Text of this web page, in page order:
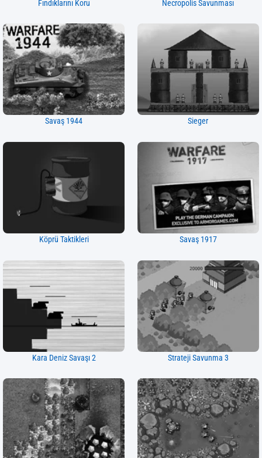
Fındıklarını Koru Necropolis Savunması
Savaş 1944 Sieger
Köprü Taktikleri Savaş 1917
Kara Deniz Savaşı 2 Strateji Savunma 3